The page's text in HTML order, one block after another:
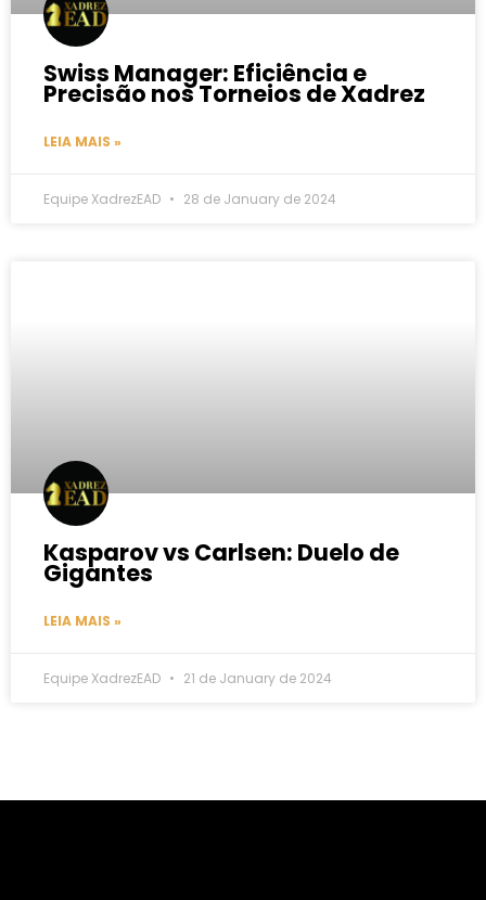
Swiss Manager: Eficiência e
Precisão nos Torneios de Xadrez
LEIA MAIS »
Equipe XadrezEAD 28 de January de 2024
Kasparov vs Carlsen: Duelo de
Gigantes
LEIA MAIS »
Equipe XadrezEAD 21 de January de 2024